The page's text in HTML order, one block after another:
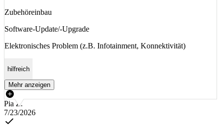
Zubehöreinbau
Software-Update/-Upgrade
Elektronisches Problem (z.B. Infotainment, Konnektivität)
hilfreich
Mehr anzeigen
Pia Z.
7/23/2026